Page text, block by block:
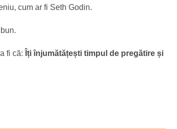
cum ar fi Seth Godin.
fi că: Îți înjumătățești timpul de pregătire și